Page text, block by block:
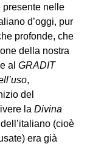
presente nelle
d’oggi, pur
profonde, che
della nostra
al GRADIT
,
del
la Divina
(cioè
era già